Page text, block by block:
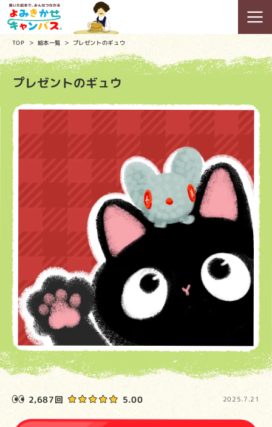
TOP 絵本一覧 プレゼントのギュウ
プレゼントのギュウ
2,687回 5.00 2025.7.21